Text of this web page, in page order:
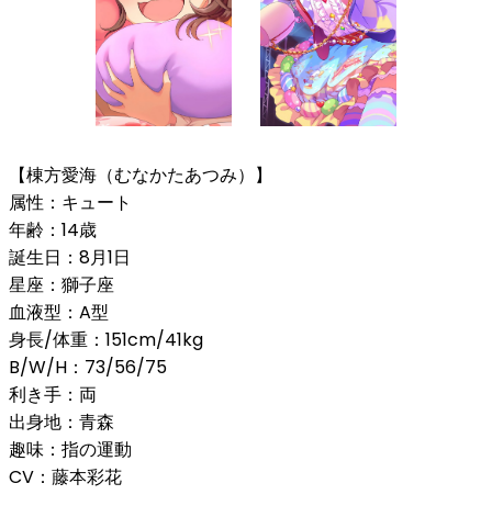
【棟方愛海（むなかたあつみ）】
属性：キュート
年齢：14歳
誕生日：8月1日
星座：獅子座
血液型：A型
身長/体重：151cm/41kg
B/W/H：73/56/75
利き手：両
出身地：青森
趣味：指の運動
CV：藤本彩花